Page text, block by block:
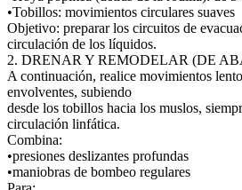
•Tobillos: movimientos circulares suaves
Objetivo: preparar los circuitos de
circulación de los líquidos.
2. DRENAR Y REMODELAR (DE
A continuación, realice movimientos
envolventes, subiendo
desde los tobillos hacia los muslos,
circulación linfática.
Combina:
•presiones deslizantes profundas
•maniobras de bombeo regulares